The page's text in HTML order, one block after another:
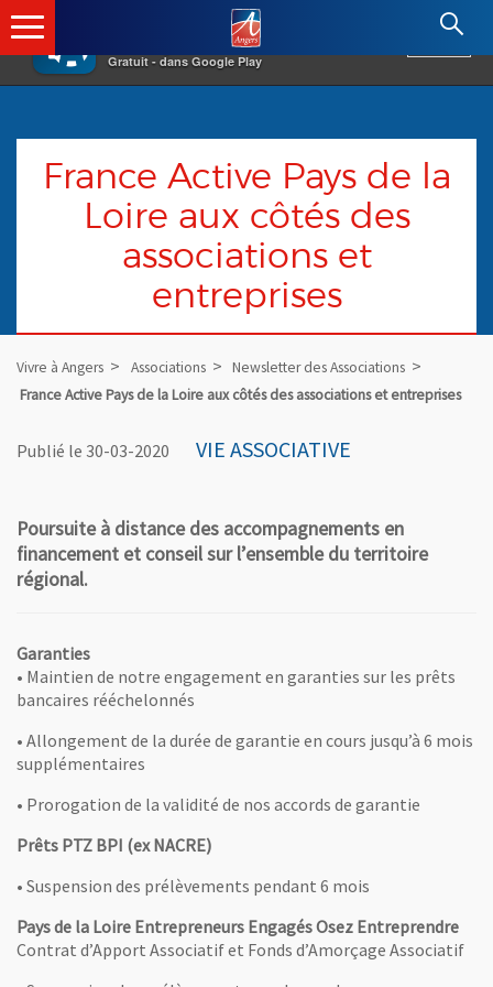
×
Gratuit - dans Google Play
Angers.fr : Retour à l'accueil
France Active Pays de la
Loire aux côtés des
associations et
entreprises
Vivre à Angers Associations
Newsletter des Associations
France Active Pays de la Loire aux côtés des associations et entreprises
Publié le 30-03-2020 VIE ASSOCIATIVE
Poursuite à distance des accompagnements en
financement et conseil sur l’ensemble du territoire
régional.
Garanties
• Maintien de notre engagement en garanties sur les prêts
bancaires rééchelonnés
• Allongement de la durée de garantie en cours jusqu’à 6 mois
supplémentaires
• Prorogation de la validité de nos accords de garantie
Prêts PTZ BPI (ex NACRE)
• Suspension des prélèvements pendant 6 mois
Pays de la Loire Entrepreneurs Engagés Osez Entreprendre
Contrat d’Apport Associatif et Fonds d’Amorçage Associatif